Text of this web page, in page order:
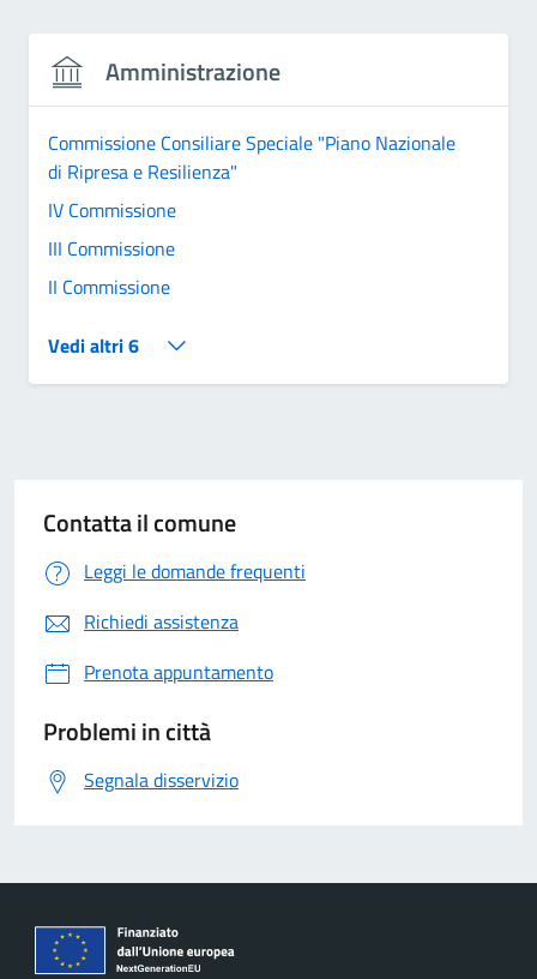
Amministrazione
Commissione Consiliare Speciale "Piano Nazionale
di Ripresa e Resilienza"
IV Commissione
III Commissione
II Commissione
Vedi altri 6
Contatta il comune
Leggi le domande frequenti
Richiedi assistenza
Prenota appuntamento
Problemi in città
Segnala disservizio